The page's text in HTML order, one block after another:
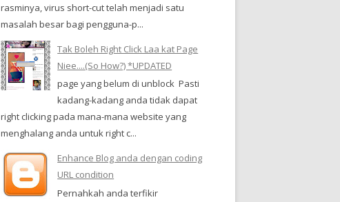
rasminya, virus short-cut telah menjadi satu
masalah besar bagi pengguna-p...
Tak Boleh Right Click Laa kat Page
Niee....(So How?) *UPDATED
page yang belum di unblock Pasti
kadang-kadang anda tidak dapat
right clicking pada mana-mana website yang
menghalang anda untuk right c...
Enhance Blog anda dengan coding
URL condition
Pernahkah anda terfikir